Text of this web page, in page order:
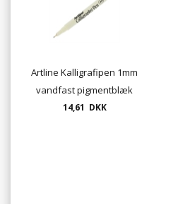
Artline Kalligrafipen 1mm
vandfast pigmentblæk
14,61 DKK